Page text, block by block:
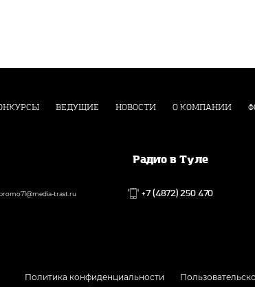
ВЕДУЩИЕ НОВОСТИ О КОМПАНИИ
Радио в Туле
trast.ru +7 (4872) 250 470
Политика конфиденциальности